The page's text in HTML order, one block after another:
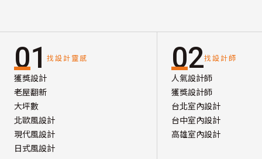
01 找設計靈感
獲獎設計
老屋翻新
大坪數
北歐風設計
現代風設計
日式風設計
02找設計師
人氣設計師
獲獎設計師
台北室內設計
台中室內設計
高雄室內設計